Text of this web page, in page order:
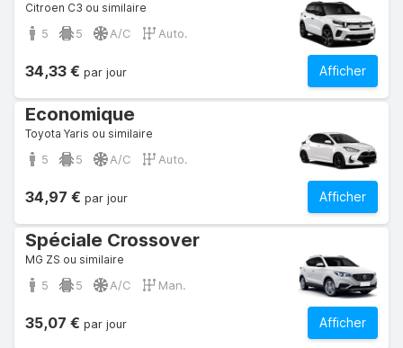
Citroen C3 ou similaire
5 5 A/C Auto.
Afficher
34,33 € par jour
Economique
Toyota Yaris ou similaire
5 5 A/C Auto.
Afficher
34,97 € par jour
Spéciale Crossover
MG ZS ou similaire
5 5 A/C Man.
Afficher
35,07 € par jour